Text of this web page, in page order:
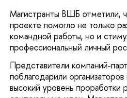
Магистранты ВШБ отметили,
проекте помогло не только
командной работы, но и
профессиональный личный
Представители компаний-
поблагодарили
высокий уровень проработки